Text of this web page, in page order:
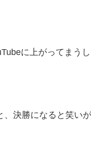
に上がってまう
、決勝になると笑い